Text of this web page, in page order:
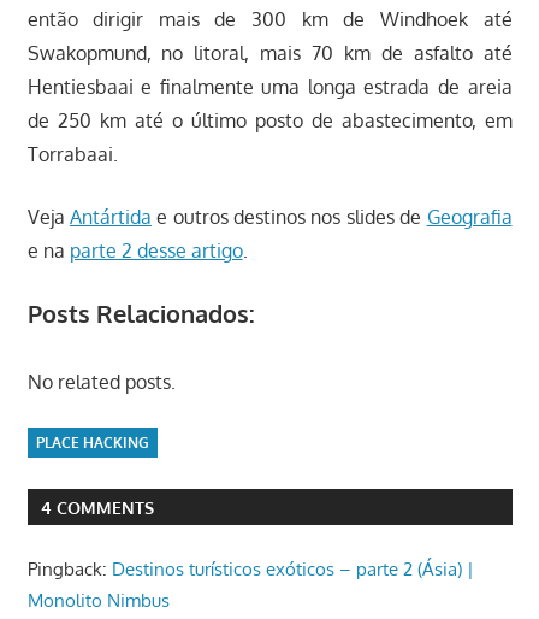
então dirigir mais de 300 km de Windhoek até
Swakopmund, no litoral, mais 70 km de asfalto até
Hentiesbaai e finalmente uma longa estrada de areia
de 250 km até o último posto de abastecimento, em
Torrabaai.
Veja Antártida e outros destinos nos slides de Geografia
e na parte 2 desse artigo.
Posts Relacionados:
No related posts.
PLACE HACKING
4 COMMENTS
Pingback: Destinos turísticos exóticos – parte 2 (Ásia) |
Monolito Nimbus